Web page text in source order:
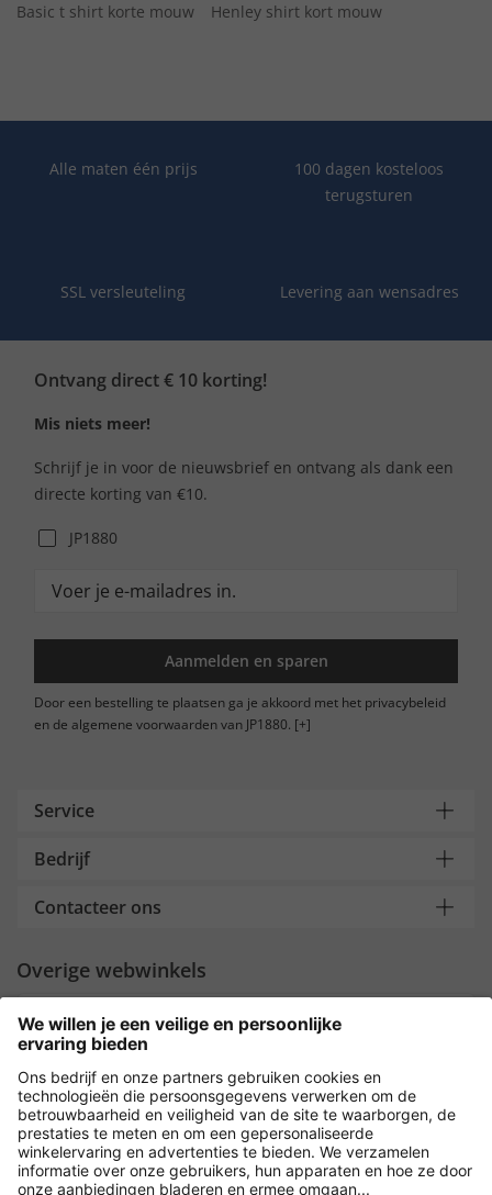
Basic t shirt korte mouw
Henley shirt kort mouw
Alle maten één prijs
100 dagen kosteloos
terugsturen
SSL versleuteling Levering aan wensadres
Ontvang direct € 10 korting!
Mis niets meer!
Schrijf je in voor de nieuwsbrief en ontvang als dank een
directe korting van €10.
JP1880
Aanmelden en sparen
Door een bestelling te plaatsen ga je akkoord met het privacybeleid
en de algemene voorwaarden van JP1880. [+]
Service
Bedrijf
Contacteer ons
Overige webwinkels
Nederland
Payment and Delivery
Versleuteling met